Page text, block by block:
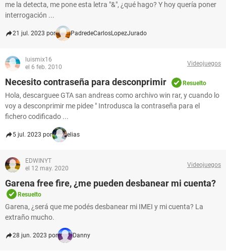
me la detecta, me pone esta letra "&", ¿qué hago? Y hoy quería poner
interrogación ...
21 jul. 2023 por PadredeCarlosLopezJurado
luismix16
el 6 feb. 2010
Videojuegos
Necesito contraseña para desconprimir Resuelto
Hola, descarguee GTA san andreas como archivo win rar, y cuando lo
voy a desconprimir me pidee " Introdusca la contraseña para el
fichero codificado ...
5 jul. 2023 por elias
EDWINYT
el 12 may. 2020
Videojuegos
Garena free fire, ¿me pueden desbanear mi cuenta?
Resuelto
Garena, ¿será que me podés desbanear mi IMEI y mi cuenta? La
extraño mucho.
28 jun. 2023 por Danny